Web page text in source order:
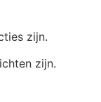
zijn.
zijn.